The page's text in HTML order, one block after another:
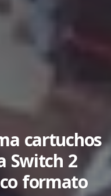
cartuchos
Switch 2
formato